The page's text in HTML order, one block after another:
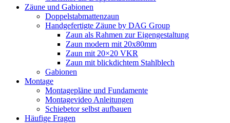
Zäune und Gabionen
Doppelstabmattenzaun
Handgefertigte Zäune by DAG Group
Zaun als Rahmen zur Eigengestaltung
Zaun modern mit 20x80mm
Zaun mit 20×20 VKR
Zaun mit blickdichtem Stahlblech
Gabionen
Montage
Montagepläne und Fundamente
Montagevideo Anleitungen
Schiebetor selbst aufbauen
Häufige Fragen